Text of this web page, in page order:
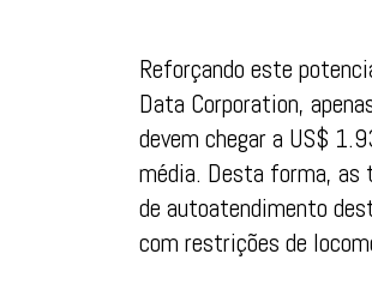
Reforçando este
Data Corporation,
devem chegar a US$
média. Desta forma, as
de autoatendimento
com restrições de